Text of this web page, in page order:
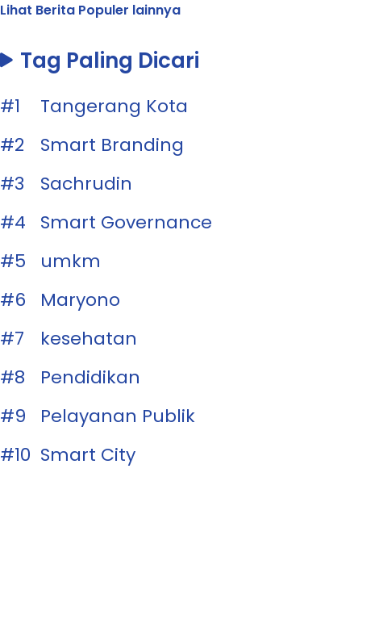
Lihat Berita Populer lainnya
Tag Paling Dicari
#1
Tangerang Kota
#2
Smart Branding
#3
Sachrudin
#4
Smart Governance
#5
umkm
#6
Maryono
#7
kesehatan
#8
Pendidikan
#9
Pelayanan Publik
#10 Smart City